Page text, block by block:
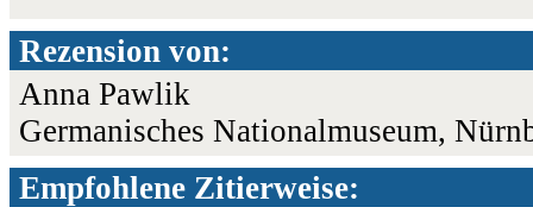
Rezension von:
Anna Pawlik
Germanisches Nationalmuseum,
Empfohlene Zitierweise: